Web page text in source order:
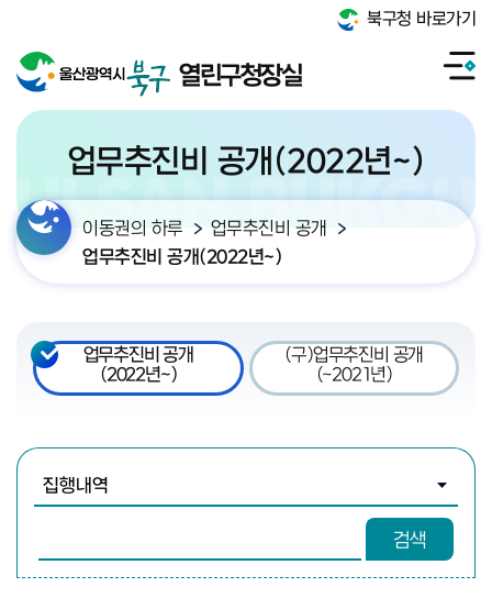
북구청 바로가기
열린구청장실
업무추진비 공개(2022년~)
이동권의 하루
업무추진비 공개
업무추진비 공개(2022년~)
업무추진비 공개
(2022년~)
(구)업무추진비 공개
(~2021년)
검색